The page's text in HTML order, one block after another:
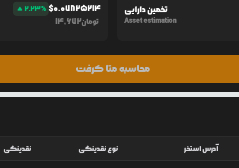
2.23% $0.07825214
14,672تومان
تخمین دارایی
Asset estimation
محاسبه متا کرفت
نقدینگی نوع نقدینگی آدرس استخر